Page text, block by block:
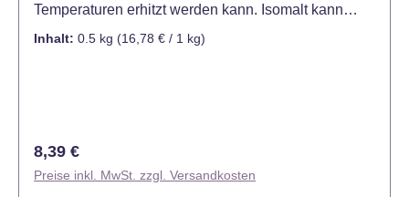
Temperaturen erhitzt werden kann. Isomalt kann
geschmolzen und in jede gewünschte Form
Zuckerersatzstoffen gemischt werden, um es süßer
zu machen. Das farblose Isomalt kann mit
Inhalt: 0.5 kg (16,78 € / 1 kg)
Regulärer Preis:
8,39 €
Preise inkl. MwSt. zzgl. Versandkosten